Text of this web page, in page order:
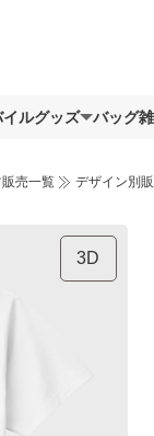
ルグッズ バッグ
売一覧 デザイン別
3D